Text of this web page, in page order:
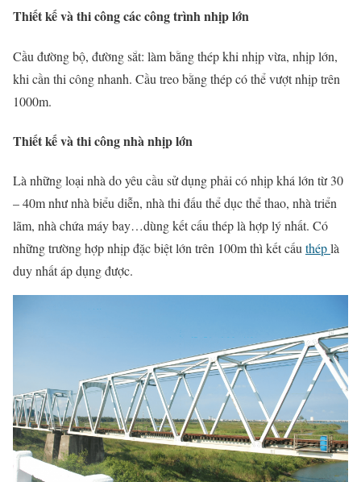
Thiết kế và thi công các công trình nhịp lớn
Cầu đường bộ, đường sắt: làm bằng thép khi nhịp vừa, nhịp lớn,
khi cần thi công nhanh. Cầu treo bằng thép có thể vượt nhịp trên
1000m.
Thiết kế và thi công nhà nhịp lớn
Là những loại nhà do yêu cầu sử dụng phải có nhịp khá lớn từ 30
– 40m như nhà biểu diễn, nhà thi đấu thể dục thể thao, nhà triển
lãm, nhà chứa máy bay…dùng kết cấu thép là hợp lý nhất. Có
những trường hợp nhịp đặc biệt lớn trên 100m thì kết cấu théplà
duy nhất áp dụng được.